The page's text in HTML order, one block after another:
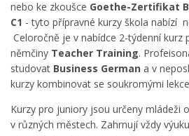
nebo ke zkoušce Goethe-Zertifikat
C1 - tyto přípravné kurzy škola nabízí
Celoročně je v nabídce 2-týdenní kurz
němčiny Teacher Training.
studovat Business German a v
kurzy kombinovat se soukromými
Kurzy pro juniory jsou určeny mládeži
v různých městech. Zahrnují vždy